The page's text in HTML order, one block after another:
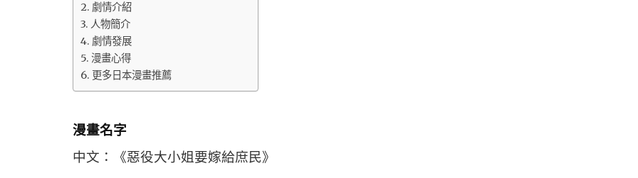
劇情介紹
人物簡介
劇情發展
漫畫心得
更多日本漫畫推薦
漫畫名字
中文：《惡役大小姐要嫁給庶民》